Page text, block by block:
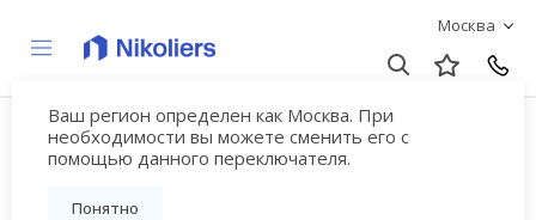
Москва
Ваш регион определен как Москва. При
необходимости вы можете сменить его с
помощью данного переключателя.
Понятно
Купить квартиру
новостройку у метро